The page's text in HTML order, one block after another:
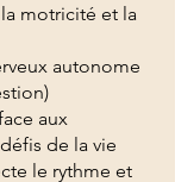
motricité et la
autonome
aux
de la vie
le rythme et